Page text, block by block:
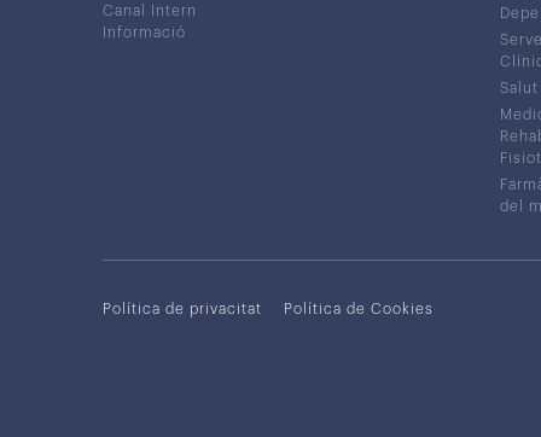
Canal Intern
Informació
del
Política de privacitat Política de Cookies